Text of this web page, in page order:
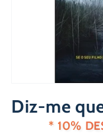
multimédia
1
Diz-me
* 10%